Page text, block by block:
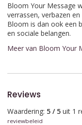
Bloom Your Message
verrassen, verbazen
Bloom is dan ook een
en sociale belangen.
Meer van Bloom Your
Reviews
Waardering: 5 / 5 uit 1
reviewbeleid